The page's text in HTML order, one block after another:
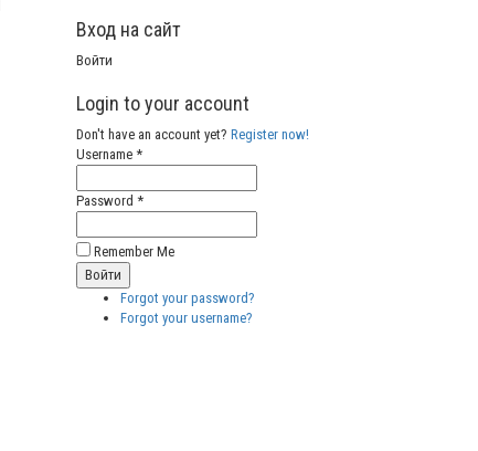
Вход на сайт
Войти
Login to your account
Don't have an account yet? Register now!
Username *
Password *
Remember Me
Forgot your password?
Forgot your username?